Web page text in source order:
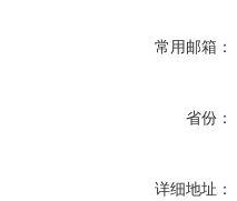
常用邮箱：
省份：
详细地址：